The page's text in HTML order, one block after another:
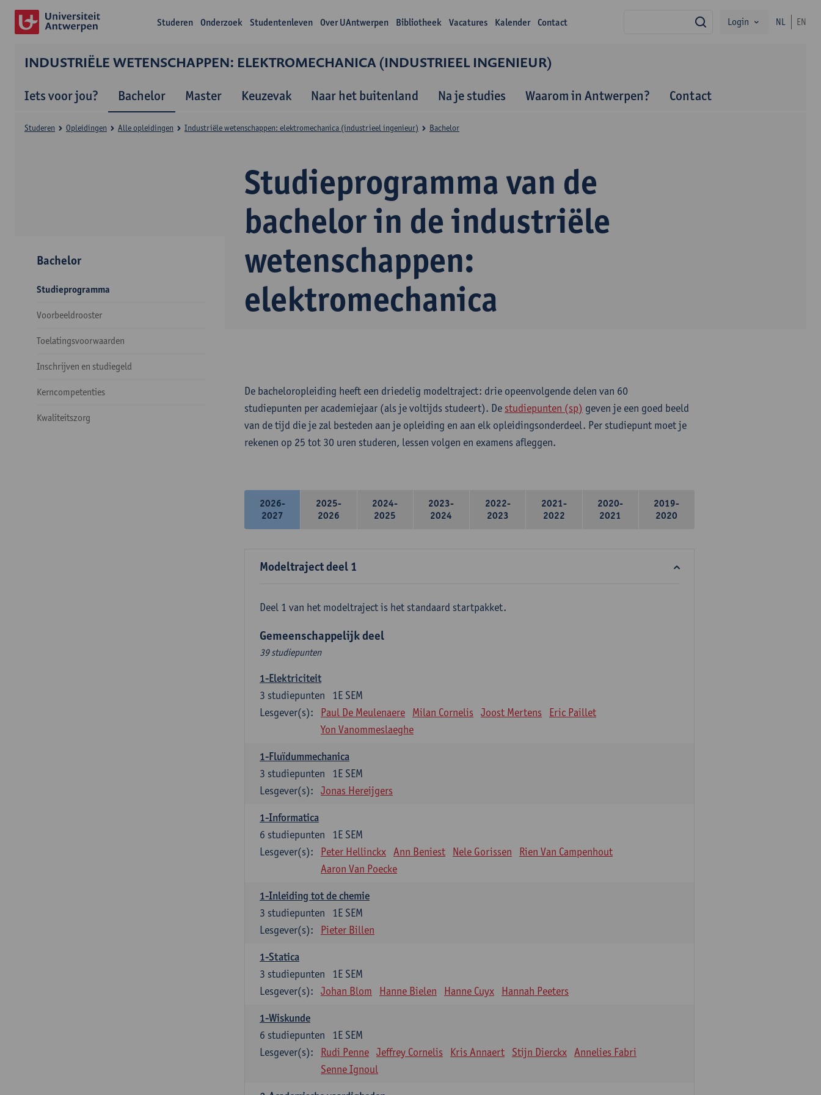
Studeren Onderzoek Studentenleven Over UAntwerpen Bibliotheek Vacatures Kalender Contact zoekLogin NL EN
INDUSTRIËLE WETENSCHAPPEN: ELEKTROMECHANICA (INDUSTRIEEL INGENIEUR)
Iets voor jou? Bachelor Master Keuzevak Naar het buitenland Na je studies Waarom in Antwerpen? Contact
Studieprogramma van de
bachelor in de industriële
wetenschappen:
elektromechanica
Studeren Opleidingen Alle opleidingen Industriële wetenschappen: elektromechanica (industrieel ingenieur) Bachelor
Bachelor
Studieprogramma
Voorbeeldrooster
Toelatingsvoorwaarden
Inschrijven en studiegeld
Kerncompetenties
Kwaliteitszorg
De bacheloropleiding heeft een driedelig modeltraject: drie opeenvolgende delen van 60
studiepunten per academiejaar (als je voltijds studeert). De studiepunten (sp) geven je een goed beeld
van de tijd die je zal besteden aan je opleiding en aan elk opleidingsonderdeel. Per studiepunt moet je
rekenen op 25 tot 30 uren studeren, lessen volgen en examens afleggen.
2026-
2027
2025-
2026
2024-
2025
2023-
2024
2022-
2023
2021-
2022
2020-
2021
2019-
2020
Modeltraject deel 1
Deel 1 van het modeltraject is het standaard startpakket.
Gemeenschappelijk deel
39 studiepunten
1-Elektriciteit
1E SEM
3 studiepunten
Lesgever(s):
Paul De Meulenaere Milan Cornelis Joost Mertens
Eric Paillet
Yon Vanommeslaeghe
1-Fluïdummechanica
1E SEM
3 studiepunten
Lesgever(s):
Jonas Hereijgers
1-Informatica
1E SEM
6 studiepunten
Lesgever(s):
Peter Hellinckx Ann Beniest Nele Gorissen
Rien Van Campenhout
Aaron Van Poecke
1-Inleiding tot de chemie
1E SEM
3 studiepunten
Lesgever(s):
Pieter Billen
1-Statica
1E SEM
3 studiepunten
Lesgever(s):
Johan Blom Hanne Bielen Hanne Cuyx Hannah Peeters
1-Wiskunde
1E SEM
6 studiepunten
Lesgever(s):
Rudi Penne Jeffrey Cornelis Kris Annaert Stijn Dierckx Annelies Fabri
Senne Ignoul